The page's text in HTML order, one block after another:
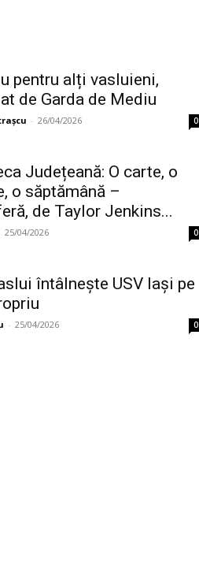
pentru alți vasluieni,
de Garda de Mediu
- 26/04/2026 0
Județeană: O carte, o
o săptămână –
de Taylor Jenkins...
25/04/2026 0
întâlnește USV Iași pe
- 25/04/2026 0